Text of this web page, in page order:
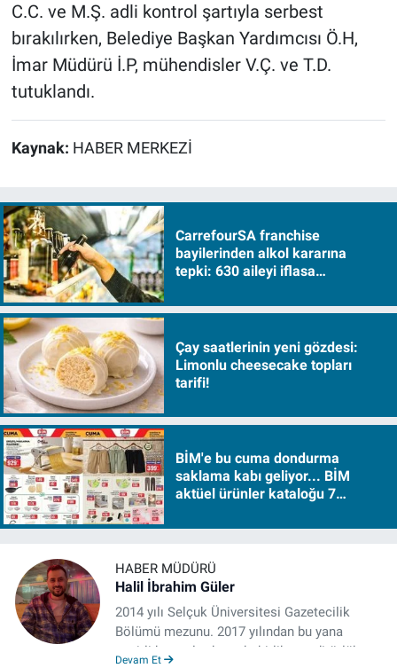
C.C. ve M.Ş. adli kontrol şartıyla serbest
bırakılırken, Belediye Başkan Yardımcısı Ö.H,
İmar Müdürü İ.P, mühendisler V.Ç. ve T.D.
tutuklandı.
Kaynak: HABER MERKEZİ
CarrefourSA franchise
bayilerinden alkol kararına
tepki: 630 aileyi iflasa
Çay saatlerinin yeni gözdesi:
Limonlu cheesecake topları
tarifi!
BİM'e bu cuma dondurma
saklama kabı geliyor... BİM
aktüel ürünler kataloğu 7
HABER MÜDÜRÜ
Halil İbrahim Güler
2014 yılı Selçuk Üniversitesi Gazetecilik
Bölümü mezunu. 2017 yılından bu yana
çeşitli kurumlarda muhabirlik ve editörlük
Devam Et